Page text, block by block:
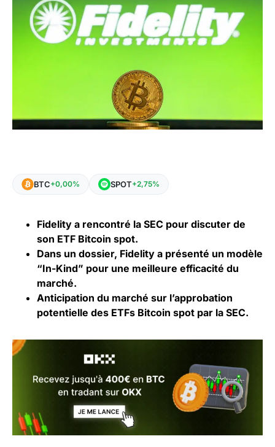
BTC+0,00% SPOT+2,75%
Fidelity a rencontré la SEC pour discuter de
son ETF Bitcoin spot.
Dans un dossier, Fidelity a présenté un modèle
“In-Kind” pour une meilleure efficacité du
marché.
Anticipation du marché sur l’approbation
potentielle des ETFs Bitcoin spot par la SEC.